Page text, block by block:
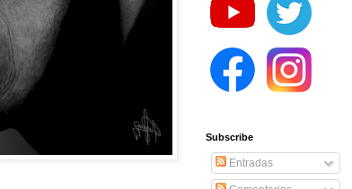
Subscribe
Entradas